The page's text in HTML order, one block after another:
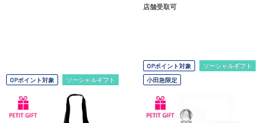
店舗受取可
OPポイント対象 ソーシャルギフト
OPポイント対象
ソーシャルギフト
小田急限定